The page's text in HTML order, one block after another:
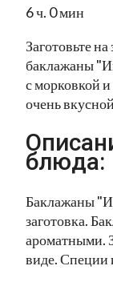
6 ч. 0 мин
Заготовьте
баклажаны
с морковкой
очень
блюда:
Баклажаны
заготовка.
ароматными.
виде. Специи